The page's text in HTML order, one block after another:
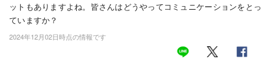
病院
美容・ファッション
ットもありますよね。皆さんはどうやってコミュニケーションをとっ
ていますか？
2024年12月02日時点の情報です